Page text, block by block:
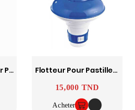
Brosse D’Angle Pour Piscine Avec Aspiration Et Anneau Réglable Flotteur Pour Pastilles De Chlore Piscine 1,5" (3,8 Cm)
Prix
15,000 TND
Acheter